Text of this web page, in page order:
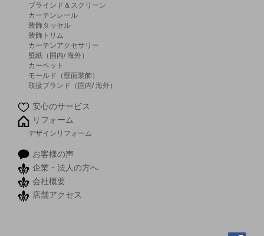
ブラインド＆スクリーン
カーテンレール
装飾タッセル
装飾トリム
カーテンアクセサリー
壁紙（国内/ 海外）
カーペット
モールド（壁面装飾）
取扱ブランド（国内/ 海外）
安心のサービス
リフォーム
デザインリフォーム
お客様の声
企業・法人の方へ
会社概要
店舗アクセス